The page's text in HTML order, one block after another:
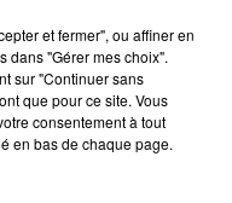
RETOUR À
et fermer", ou affiner en
dans "Gérer mes choix".
sur "Continuer sans
que pour ce site. Vous
consentement à tout
en bas de chaque page.